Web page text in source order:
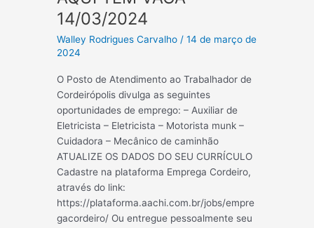
14/03/2024
Walley Rodrigues Carvalho /14 de março de
2024
O Posto de Atendimento ao Trabalhador de
Cordeirópolis divulga as seguintes
oportunidades de emprego: – Auxiliar de
Eletricista – Eletricista – Motorista munk –
Cuidadora – Mecânico de caminhão
ATUALIZE OS DADOS DO SEU CURRÍCULO
Cadastre na plataforma Emprega Cordeiro,
através do link:
https://plataforma.aachi.com.br/jobs/empre
gacordeiro/ Ou entregue pessoalmente seu